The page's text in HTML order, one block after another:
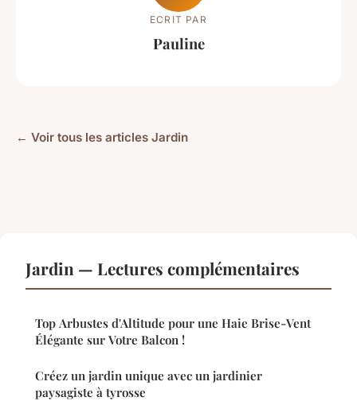
ECRIT PAR
Pauline
← Voir tous les articles Jardin
Jardin — Lectures complémentaires
Top Arbustes d'Altitude pour une Haie Brise-Vent
Élégante sur Votre Balcon !
Créez un jardin unique avec un jardinier
paysagiste à tyrosse